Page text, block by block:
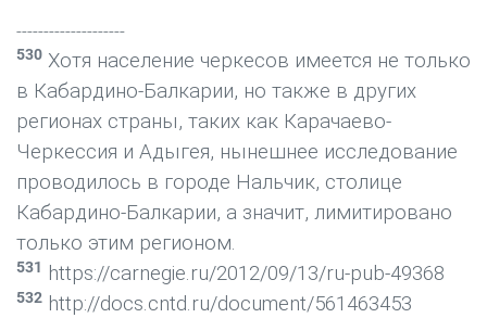
--------------------
530 Хотя население черкесов имеется не только
в Кабардино-Балкарии, но также в других
регионах страны, таких как Карачаево-
Черкессия и Адыгея, нынешнее исследование
проводилось в городе Нальчик, столице
Кабардино-Балкарии, а значит, лимитировано
только этим регионом.
531 https://carnegie.ru/2012/09/13/ru-pub-49368
532 http://docs.cntd.ru/document/561463453